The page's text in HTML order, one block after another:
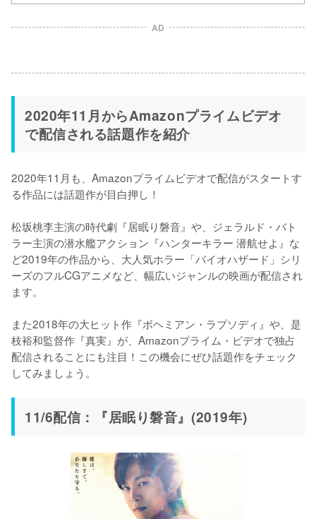
AD
2020年11月からAmazonプライムビデオ
で配信される話題作を紹介
2020年11月も、Amazonプライムビデオで配信がスタートす
る作品には話題作が目白押し！
松坂桃李主演の時代劇『居眠り磐音』や、ジェラルド・バト
ラー主演の潜水艦アクション『ハンターキラー 潜航せよ』な
ど2019年の作品から、大人気ホラー「バイオハザード」シリ
ーズのフルCGアニメなど、幅広いジャンルの映画が配信され
ます。
また2018年の大ヒット作『ボヘミアン・ラプソディ』や、是
枝裕和監督作『真実』が、Amazonプライム・ビデオで独占
配信されることにも注目！この機会にぜひ話題作をチェック
してみましょう。
11/6配信：『居眠り磐音』(2019年)